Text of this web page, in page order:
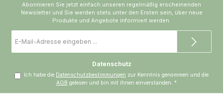
Abonnieren Sie jetzt einfach unseren regelmäßig erscheinenden
Newsletter und Sie werden stets unter den Ersten sein, über neue
Produkte und Angebote informiert werden.
Mail-
Datenschutz
Ich habe die Datenschutzbestimmungen
zur Kenntnis genommen und die
AGB gelesen und bin mit ihnen einverstanden. *